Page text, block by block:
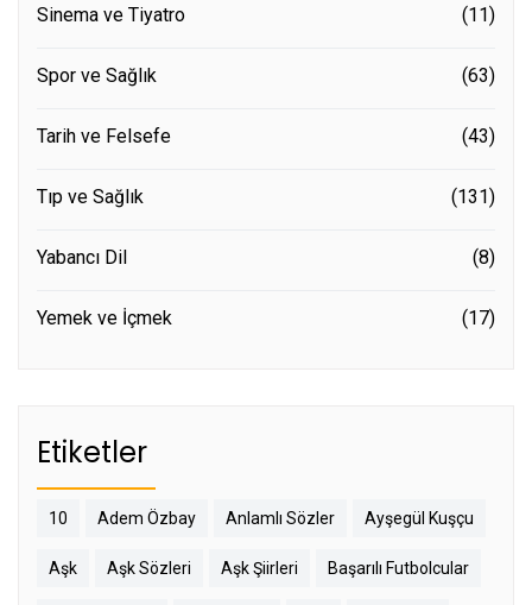
Sinema ve Tiyatro (11)
Spor ve Sağlık (63)
Tarih ve Felsefe (43)
Tıp ve Sağlık (131)
Yabancı Dil (8)
Yemek ve İçmek (17)
Etiketler
10 Adem Özbay Anlamlı Sözler Ayşegül Kuşçu
Aşk Aşk Sözleri Aşk Şiirleri Başarılı Futbolcular